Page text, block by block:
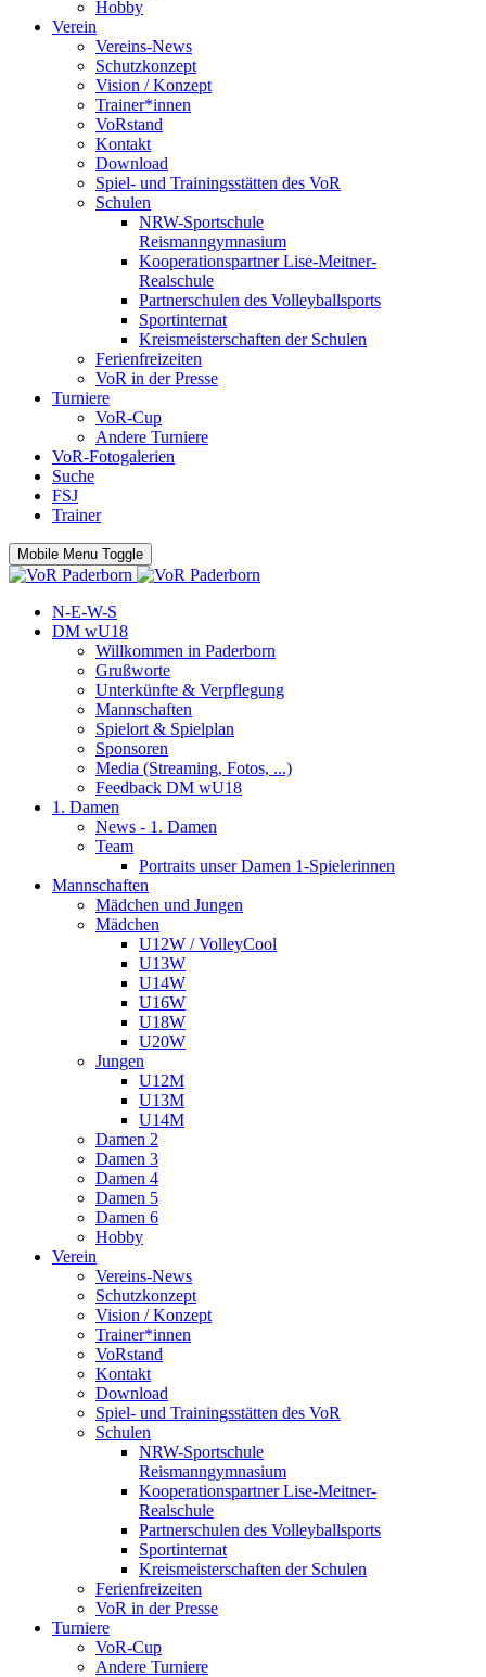
Hobby
Verein
Vereins-News
Schutzkonzept
Vision / Konzept
Trainer*innen
VoRstand
Kontakt
Download
Spiel- und Trainingsstätten des VoR
Schulen
NRW-Sportschule
Reismanngymnasium
Kooperationspartner Lise-Meitner-
Realschule
Partnerschulen des Volleyballsports
Sportinternat
Kreismeisterschaften der Schulen
Ferienfreizeiten
VoR in der Presse
Turniere
VoR-Cup
Andere Turniere
VoR-Fotogalerien
Suche
FSJ
Trainer
Mobile Menu Toggle
N-E-W-S
DM wU18
Willkommen in Paderborn
Grußworte
Unterkünfte & Verpflegung
Mannschaften
Spielort & Spielplan
Sponsoren
Media (Streaming, Fotos, ...)
Feedback DM wU18
1. Damen
News - 1. Damen
Team
Portraits unser Damen 1-Spielerinnen
Mannschaften
Mädchen und Jungen
Mädchen
U12W / VolleyCool
U13W
U14W
U16W
U18W
U20W
Jungen
U12M
U13M
U14M
Damen 2
Damen 3
Damen 4
Damen 5
Damen 6
Hobby
Verein
Vereins-News
Schutzkonzept
Vision / Konzept
Trainer*innen
VoRstand
Kontakt
Download
Spiel- und Trainingsstätten des VoR
Schulen
NRW-Sportschule
Reismanngymnasium
Kooperationspartner Lise-Meitner-
Realschule
Partnerschulen des Volleyballsports
Sportinternat
Kreismeisterschaften der Schulen
Ferienfreizeiten
VoR in der Presse
Turniere
VoR-Cup
Andere Turniere